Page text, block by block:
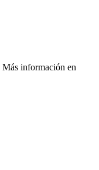
Más información en